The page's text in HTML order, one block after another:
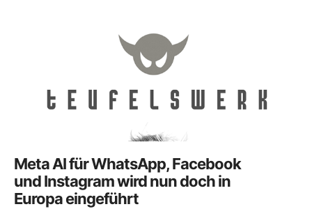
Meta AI für WhatsApp, Facebook
und Instagram wird nun doch in
Europa eingeführt